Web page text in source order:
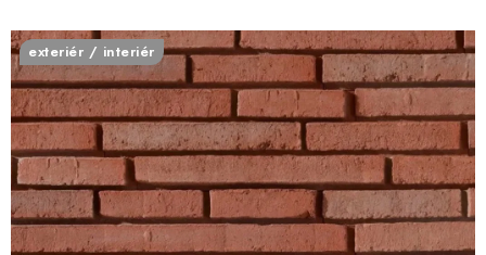
ČASTO HLEDÁTE
INSPIRACE
DLAŽBA
PLOTY
exteriér / interiér